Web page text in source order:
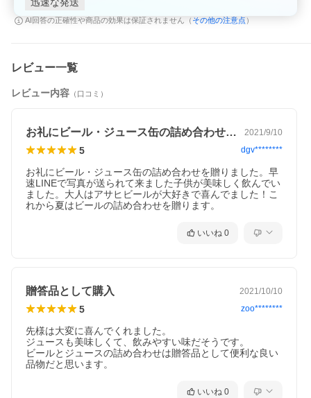
迅速な発送
AI回答の正確性や商品の効果は保証されません（ その他の注意点 ）
レビュー一覧
レビュー内容 （口コミ）
お礼にビール・ジュース缶の詰め合わせを… 2021/9/10
5 dgv********
お礼にビール・ジュース缶の詰め合わせを贈りました。早
速LINEで写真が送られて来ました子供が美味しく飲んでい
ました。大人はアサヒビールが大好きで喜んでました！こ
れから夏はビールの詰め合わせを贈ります。
いいね 0
贈答品として購入 2021/10/10
5 zoo********
先様は大変に喜んでくれました。
ジュースも美味しくて、飲みやすい味だそうです。
ビールとジュースの詰め合わせは贈答品として便利な良い
品物だと思います。
いいね 0